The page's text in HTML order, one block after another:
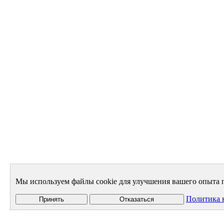
Мы используем файлы cookie для улучшения вашего опыта
Принять Отказаться Политика